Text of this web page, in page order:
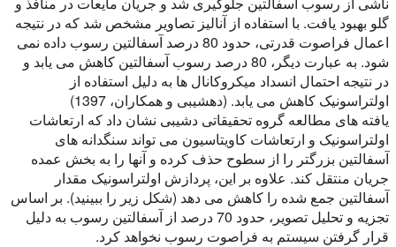
گلو بهبود یافت. با استفاده از آنالیز تصاویر مشخص شد که در نتیجه
اعمال فراصوت قدرتی، حدود 80 درصد آسفالتین رسوب داده نمی
شود. به عبارت دیگر، 80 درصد رسوب آسفالتین کاهش می یابد و
در نتیجه احتمال انسداد میکروکانال ها به دلیل استفاده از
اولتراسونیک کاهش می یابد. (دهشیبی و همکاران، 1397)
یافته های مطالعه گروه تحقیقاتی دشیبی نشان داد که ارتعاشات
اولتراسونیک و ارتعاشات کاویتاسیون می تواند سنگدانه های
آسفالتین بزرگتر را از سطوح حذف کرده و آنها را به بخش عمده
جریان منتقل کند. علاوه بر این، پردازش اولتراسونیک مقدار
آسفالتین جمع شده را کاهش می دهد (شکل زیر را ببینید). بر اساس
تجزیه و تحلیل تصویر، حدود 70 درصد از آسفالتین رسوب به دلیل
قرار گرفتن سیستم به فراصوت رسوب نخواهد کرد.